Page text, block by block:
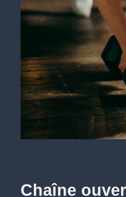
Chaîne